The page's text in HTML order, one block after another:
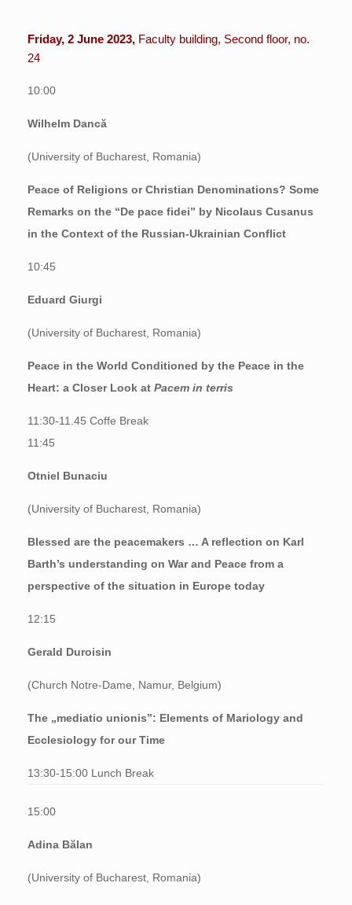
Friday, 2 June 2023, Faculty building, Second floor, no.
24
10:00
Wilhelm Dancă
(University of Bucharest, Romania)
Peace of Religions or Christian Denominations? Some
Remarks on the “De pace fidei” by Nicolaus Cusanus
in the Context of the Russian-Ukrainian Conflict
10:45
Eduard Giurgi
(University of Bucharest, Romania)
Peace in the World Conditioned by the Peace in the
Heart: a Closer Look at Pacem in terris
11:30-11.45 Coffe Break
11:45
Otniel Bunaciu
(University of Bucharest, Romania)
Blessed are the peacemakers … A reflection on Karl
Barth’s understanding on War and Peace from a
perspective of the situation in Europe today
12:15
Gerald Duroisin
(Church Notre-Dame, Namur, Belgium)
The „mediatio unionis”: Elements of Mariology and
Ecclesiology for our Time
13:30-15:00 Lunch Break
15:00
Adina Bălan
(University of Bucharest, Romania)